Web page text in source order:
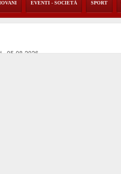
EVENTI - SOCIETÀ SPORT
-05-08-2026